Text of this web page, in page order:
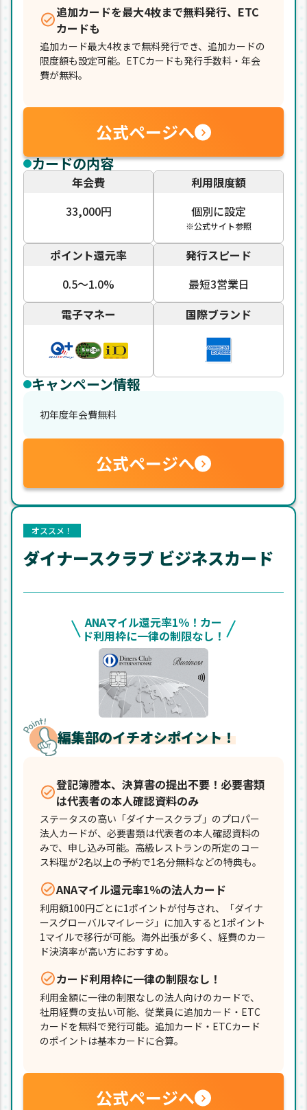
追加カードを最大4枚まで無料発行、ETC
カードも
追加カード最大4枚まで無料発行でき、追加カードの
限度額も設定可能。ETCカードも発行手数料・年会
費が無料。
公式ページへ
カードの内容
年会費
33,000円
利用限度額
個別に設定
※公式サイト参照
ポイント還元率
0.5〜1.0%
発行スピード
最短3営業日
電子マネー
国際ブランド
キャンペーン情報
初年度年会費無料
公式ページへ
オススメ！
ダイナースクラブ ビジネスカード
ANAマイル還元率1％！カー
ド利用枠に一律の制限なし！
編集部のイチオシポイント！
登記簿謄本、決算書の提出不要！必要書類
は代表者の本人確認資料のみ
ステータスの高い「ダイナースクラブ」のプロパー
法人カードが、必要書類は代表者の本人確認資料の
みで、申し込み可能。高級レストランの所定のコー
ス料理が2名以上の予約で1名分無料などの特典も。
ANAマイル還元率1％の法人カード
利用額100円ごとに1ポイントが付与され、「ダイナ
ースグローバルマイレージ」に加入すると1ポイント
1マイルで移行が可能。海外出張が多く、経費のカー
ド決済率が高い方におすすめ。
カード利用枠に一律の制限なし！
利用金額に一律の制限なしの法人向けのカードで、
社用経費の支払い可能、従業員に追加カード・ETC
カードを無料で発行可能。追加カード・ETCカード
のポイントは基本カードに合算。
公式ページへ